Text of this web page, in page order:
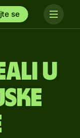
se
u